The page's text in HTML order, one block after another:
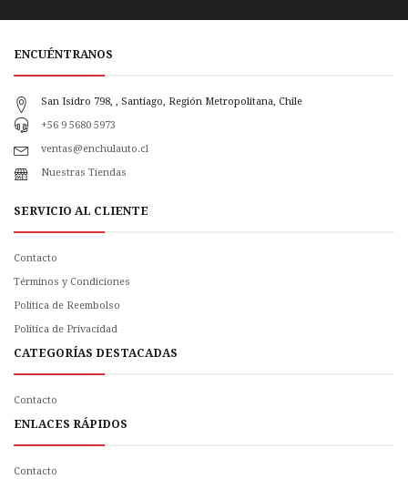
ENCUÉNTRANOS
San Isidro 798, , Santiago, Región Metropolitana, Chile
+56 9 5680 5973
ventas@enchulauto.cl
Nuestras Tiendas
SERVICIO AL CLIENTE
Contacto
Términos y Condiciones
Política de Reembolso
Politica de Privacidad
CATEGORÍAS DESTACADAS
Contacto
ENLACES RÁPIDOS
Contacto